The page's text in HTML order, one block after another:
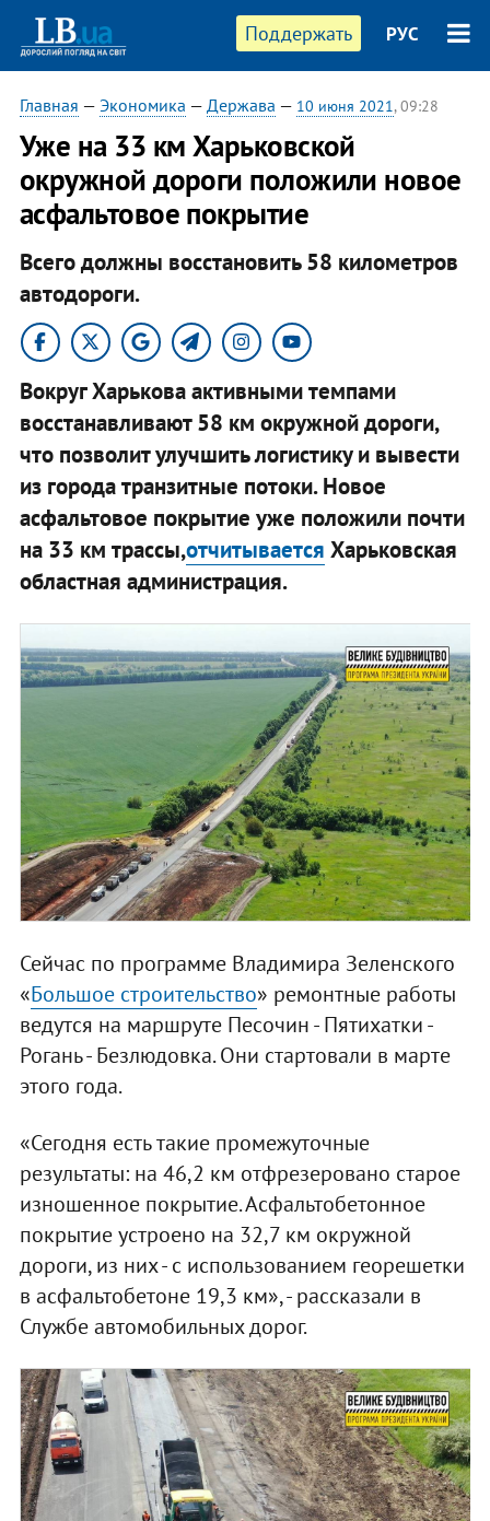
Поддержать РУС
Главная — Экономика — Держава — 10 июня 2021, 09:28
Уже на 33 км Харьковской
окружной дороги положили новое
асфальтовое покрытие
Всего должны восстановить 58 километров
автодороги.
Вокруг Харькова активными темпами
восстанавливают 58 км окружной дороги,
что позволит улучшить логистику и вывести
из города транзитные потоки. Новое
асфальтовое покрытие уже положили почти
на 33 км трассы,отчитывается Харьковская
областная администрация.
Сейчас по программе Владимира Зеленского
«Большое строительство» ремонтные работы
ведутся на маршруте Песочин - Пятихатки -
Рогань - Безлюдовка. Они стартовали в марте
этого года.
«Сегодня есть такие промежуточные
результаты: на 46,2 км отфрезеровано старое
изношенное покрытие. Асфальтобетонное
покрытие устроено на 32,7 км окружной
дороги, из них - с использованием георешетки
в асфальтобетоне 19,3 км», - рассказали в
Службе автомобильных дорог.